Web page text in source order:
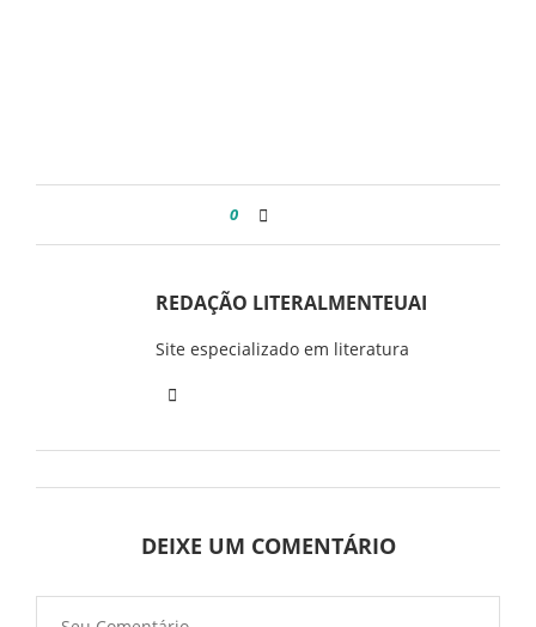
0
REDAÇÃO LITERALMENTEUAI
Site especializado em literatura
DEIXE UM COMENTÁRIO